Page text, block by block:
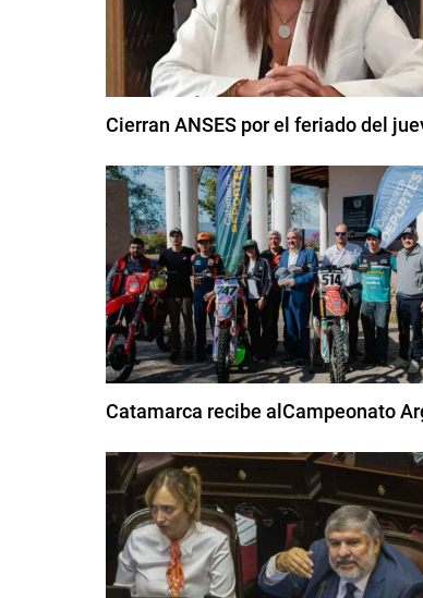
Cierran ANSES por el feriado del
Catamarca recibe alCampeonato